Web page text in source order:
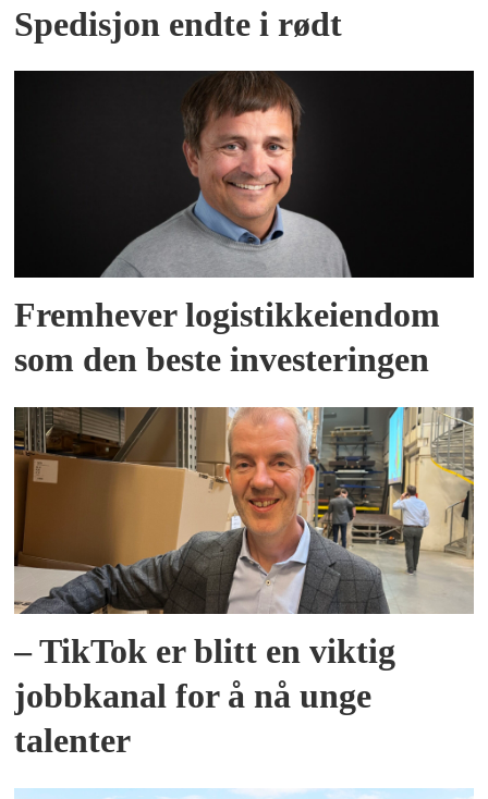
Spedisjon endte i rødt
Fremhever logistikkeiendom
som den beste investeringen
– TikTok er blitt en viktig
jobbkanal for å nå unge
talenter